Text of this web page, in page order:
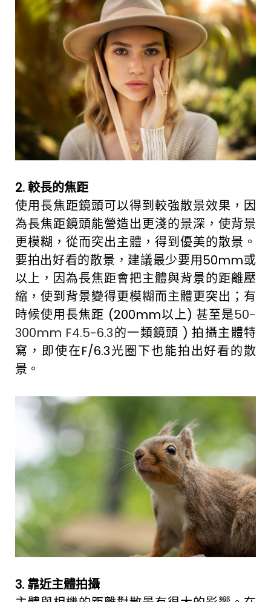
2. 較長的焦距
使用長焦距鏡頭可以得到較強散景效果，因
為長焦距鏡頭能營造出更淺的景深，使背景
更模糊，從而突出主體，得到優美的散景。
要拍出好看的散景，建議最少要用50mm或
以上，因為長焦距會把主體與背景的距離壓
縮，使到背景變得更模糊而主體更突出；有
時候使用長焦距 (200mm以上) 甚至是50-
300mm F4.5-6.3的一類鏡頭 ) 拍攝主體特
寫，即使在F/6.3光圈下也能拍出好看的散
景。
3. 靠近主體拍攝